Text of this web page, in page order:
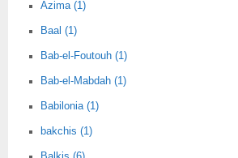
Azima (1)
Baal (1)
Bab-el-Foutouh (1)
Bab-el-Mabdah (1)
Babilonia (1)
bakchis (1)